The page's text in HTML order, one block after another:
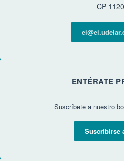
CP
ENTÉRATE
Suscríbete a nuestro
Suscribirse